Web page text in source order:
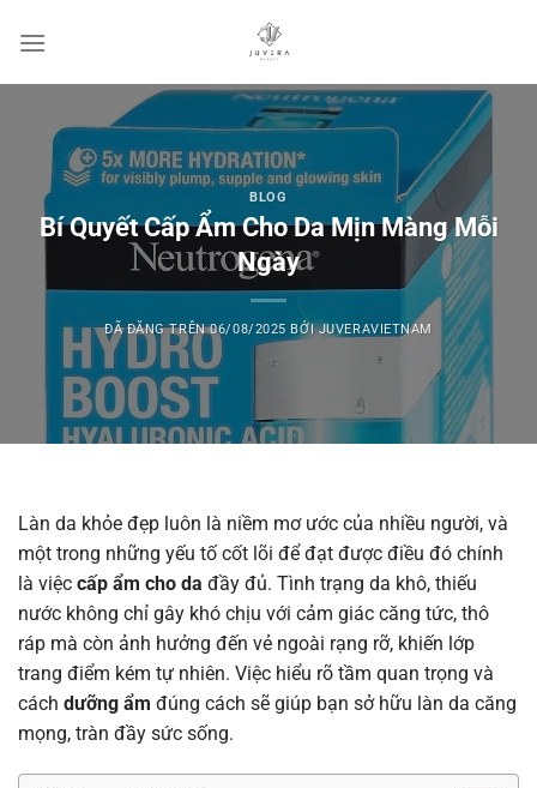
đến
BLOG
Bí Quyết Cấp Ẩm Cho Da Mịn Màng Mỗi
Ngày
ĐÃ ĐĂNG TRÊN06/08/2025 BỞIJUVERAVIETNAM
Làn da khỏe đẹp luôn là niềm mơ ước của nhiều người, và
một trong những yếu tố cốt lõi để đạt được điều đó chính
là việc cấp ẩm cho da đầy đủ. Tình trạng da khô, thiếu
nước không chỉ gây khó chịu với cảm giác căng tức, thô
ráp mà còn ảnh hưởng đến vẻ ngoài rạng rỡ, khiến lớp
trang điểm kém tự nhiên. Việc hiểu rõ tầm quan trọng và
cách dưỡng ẩm đúng cách sẽ giúp bạn sở hữu làn da căng
mọng, tràn đầy sức sống.